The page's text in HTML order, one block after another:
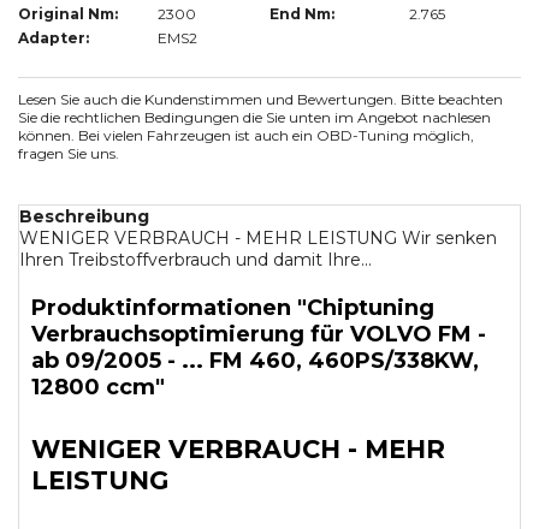
Original Nm:
2300 End Nm:
2.765
Adapter:
EMS2
Lesen Sie auch die Kundenstimmen und Bewertungen. Bitte beachten
Sie die rechtlichen Bedingungen die Sie unten im Angebot nachlesen
können. Bei vielen Fahrzeugen ist auch ein OBD-Tuning möglich,
fragen Sie uns.
Beschreibung
WENIGER VERBRAUCH - MEHR LEISTUNG Wir senken
Ihren Treibstoffverbrauch und damit Ihre...
Produktinformationen "Chiptuning
Verbrauchsoptimierung für VOLVO FM -
ab 09/2005 - ... FM 460, 460PS/338KW,
12800 ccm"
WENIGER VERBRAUCH - MEHR
LEISTUNG